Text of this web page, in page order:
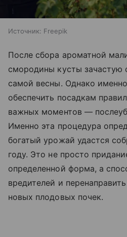
Источник: Freepik
После сбора ароматной
смородины кусты зачастую
самой весны. Однако
обеспечить посадкам
важных моментов —
Именно эта процедура
богатый урожай удастся
году. Это не просто
определенной форма, а
вредителей и
новых плодовых почек.